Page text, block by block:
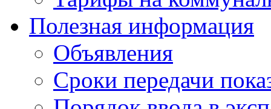
Полезная информация
Объявления
Сроки передачи